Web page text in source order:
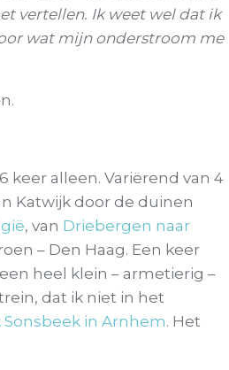
vertellen. Ik weet wel dat ik
wat mijn onderstroom me
keer alleen. Variërend van 4
Katwijk door de duinen
, van Driebergen naar
– Den Haag. Een keer
heel klein – armetierig –
dat ik niet in het
Sonsbeek in Arnhem. Het